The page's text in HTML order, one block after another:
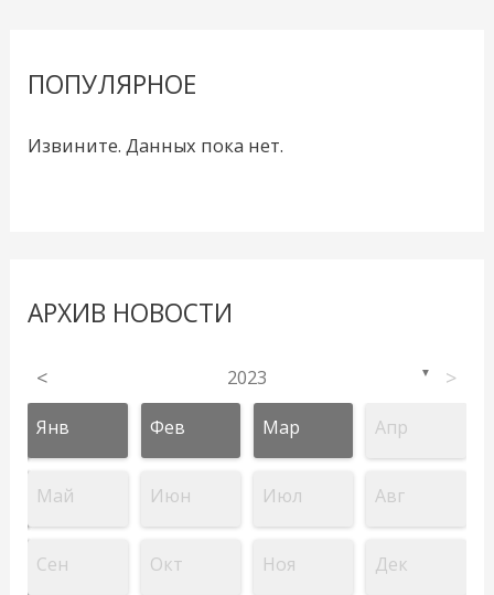
ПОПУЛЯРНОЕ
Извините. Данных пока нет.
АРХИВ НОВОСТИ
< 2023 ▼ >
Янв Фев Мар Апр
Май Июн Июл Авг
Сен Окт Ноя Дек